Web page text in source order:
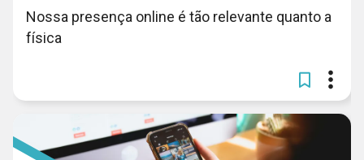
Nossa presença online é tão relevante quanto a
física